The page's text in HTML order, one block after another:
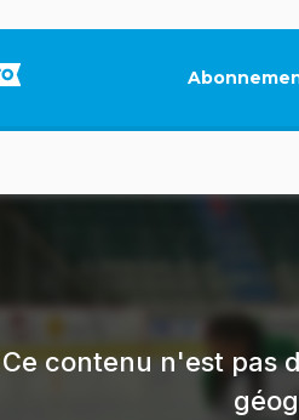
Ce contenu n'est pas